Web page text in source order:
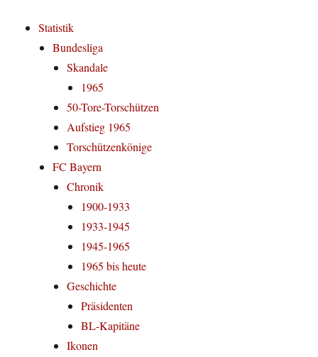
Statistik
Bundesliga
Skandale
1965
50-Tore-Torschützen
Aufstieg 1965
Torschützenkönige
FC Bayern
Chronik
1900-1933
1933-1945
1945-1965
1965 bis heute
Geschichte
Präsidenten
BL-Kapitäne
Ikonen